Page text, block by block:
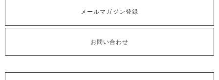
メールマガジン登録
お問い合わせ